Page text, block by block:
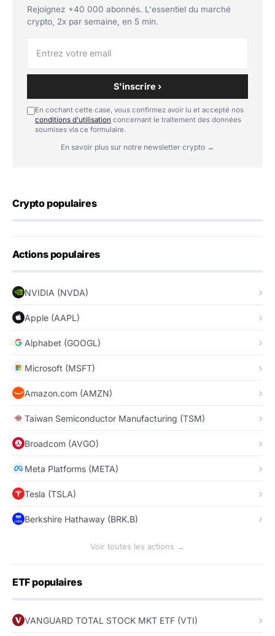
Rejoignez +40 000 abonnés. L'essentiel du marché
crypto, 2x par semaine, en 5 min.
S'inscrire ›
En cochant cette case, vous confirmez avoir lu et accepté nos
conditions d'utilisation concernant le traitement des données
soumises via ce formulaire.
En savoir plus sur notre newsletter crypto →
Crypto populaires
Actions populaires
NVIDIA (NVDA)
Apple (AAPL)
Alphabet (GOOGL)
Microsoft (MSFT)
Amazon.com (AMZN)
Taiwan Semiconductor Manufacturing (TSM)
Broadcom (AVGO)
Meta Platforms (META)
Tesla (TSLA)
Berkshire Hathaway (BRK.B)
Voir toutes les actions →
ETF populaires
VANGUARD TOTAL STOCK MKT ETF (VTI)